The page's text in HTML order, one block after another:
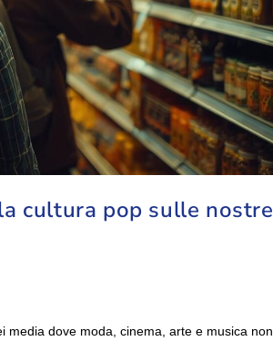
cultura pop sulle nostre
media dove moda, cinema, arte e musica non